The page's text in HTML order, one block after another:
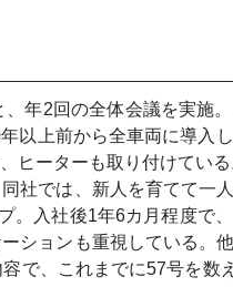
年2回の全体会議を実施
以上前から全車両に導入
ヒーターも取り付けている
社では、新人を育てて一
。入社後1年6カ月程度で
ションも重視している。
で、これまでに57号を数